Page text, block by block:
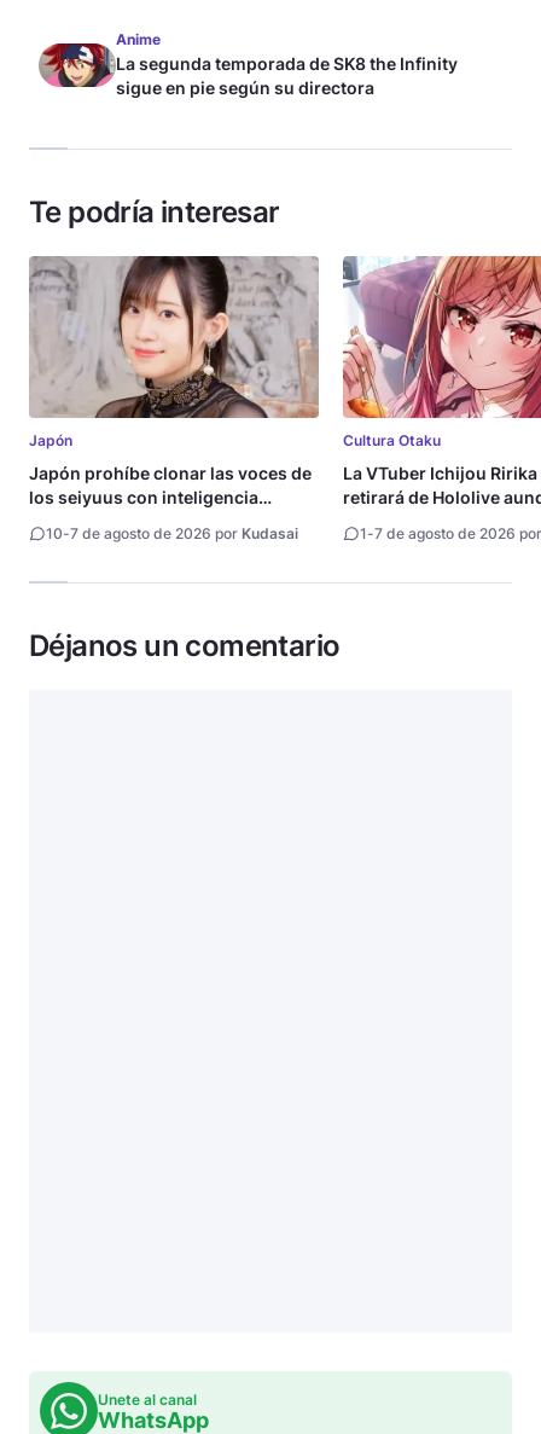
Anime
La segunda temporada de SK8 the Infinity
sigue en pie según su directora
Te podría interesar
Japón
Japón prohíbe clonar las voces de
los seiyuus con inteligencia
10-7 de agosto de 2026 por Kudasai
Cultura Otaku
La VTuber Ichijou Ririka
retirará de Hololive
1-7 de agosto de 2026
Déjanos un comentario
Unete al canal
WhatsApp